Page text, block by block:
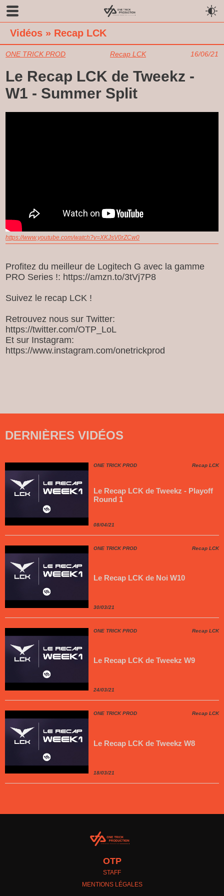
Vidéos » Recap LCK
ONE TRICK PROD Recap LCK 16/06/21
Le Recap LCK de Tweekz -
W1 - Summer Split
https://www.youtube.com/watch?v=XKJsV0rZCw0
Profitez du meilleur de Logitech G avec la gamme
PRO Series !: https://amzn.to/3tVj7P8
Suivez le recap LCK !
Retrouvez nous sur Twitter:
https://twitter.com/OTP_LoL​
Et sur Instagram:
https://www.instagram.com/onetrickprod
DERNIÈRES VIDÉOS
ONE TRICK PROD Recap LCK
Le Recap LCK de Tweekz - Playoff
Round 1
08/04/21
ONE TRICK PROD Recap LCK
Le Recap LCK de Noi W10
30/03/21
ONE TRICK PROD Recap LCK
Le Recap LCK de Tweekz W9
24/03/21
ONE TRICK PROD Recap LCK
Le Recap LCK de Tweekz W8
18/03/21
OTP
STAFF
MENTIONS LÉGALES